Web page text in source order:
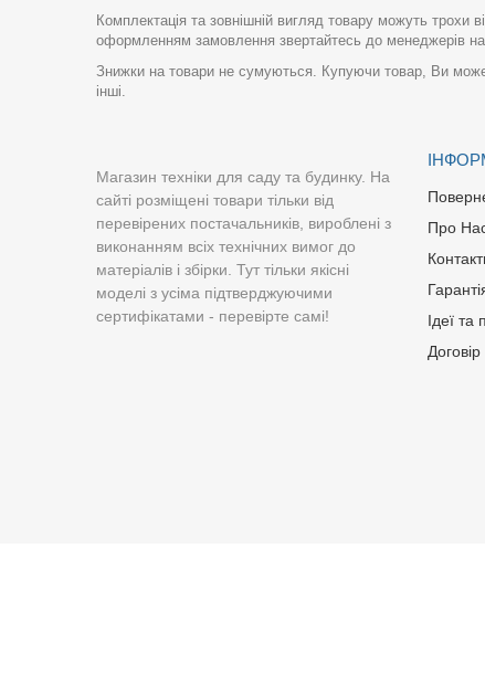
Комплектація та зовнішній вигляд товару можуть трохи
оформленням замовлення звертайтесь до менеджерів
Знижки на товари не сумуються. Купуючи товар, Ви
інші.
Магазин техніки для саду та будинку. На
сайті розміщені товари тільки від
перевірених постачальників, вироблені з
виконанням всіх технічних вимог до
матеріалів і збірки. Тут тільки якісні
моделі з усіма підтверджуючими
сертифікатами - перевірте самі!
Про
Ідеї та